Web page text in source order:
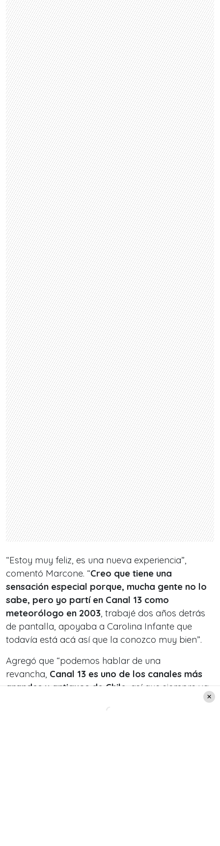
“Estoy muy feliz, es una nueva experiencia”,
comentó Marcone. “Creo que tiene una
sensación especial porque, mucha gente no lo
sabe, pero yo partí en Canal 13 como
meteorólogo en 2003, trabajé dos años detrás
de pantalla, apoyaba a Carolina Infante que
todavía está acá así que la conozco muy bien”.
Agregó que “podemos hablar de una
revancha, Canal 13 es uno de los canales más
grandes y antiguos de Chile, así que siempre va